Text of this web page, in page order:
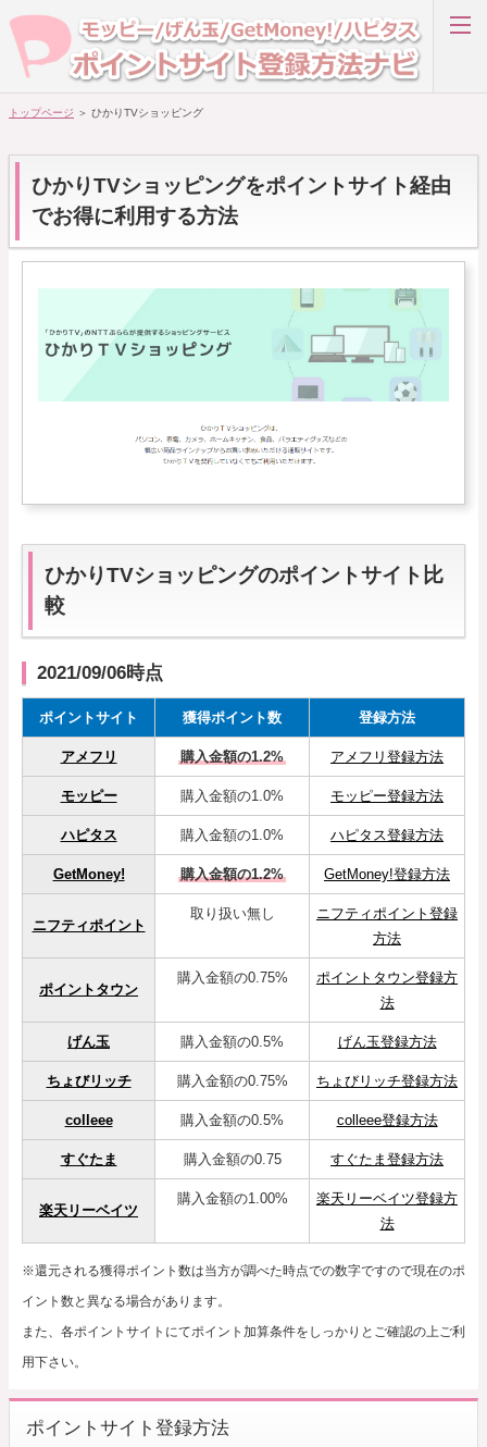
イ
ン
録
す
楽天リーベイツ
モッピー
ハピタス
GetMoney!
ライフメディア
サイトマップ
トップページ ＞ ひかりTVショッピング
ひかりTVショッピングをポイントサイト経由
でお得に利用する方法
ひかりTVショッピングのポイントサイト比
較
2021/09/06時点
ポイントサイト 獲得ポイント数 登録方法
アメフリ 購入金額の1.2% アメフリ登録方法
モッピー 購入金額の1.0% モッピー登録方法
ハピタス 購入金額の1.0% ハピタス登録方法
GetMoney! 購入金額の1.2% GetMoney!登録方法
ニフティポイント
取り扱い無し
ニフティポイント登録
方法
ポイントタウン
購入金額の0.75%
ポイントタウン登録方
法
げん玉 購入金額の0.5% げん玉登録方法
ちょびリッチ 購入金額の0.75% ちょびリッチ登録方法
colleee 購入金額の0.5% colleee登録方法
すぐたま 購入金額の0.75 すぐたま登録方法
楽天リーベイツ
購入金額の1.00%
楽天リーベイツ登録方
法
※還元される獲得ポイント数は当方が調べた時点での数字ですので現在のポ
イント数と異なる場合があります。
また、各ポイントサイトにてポイント加算条件をしっかりとご確認の上ご利
用下さい。
ポイントサイト登録方法